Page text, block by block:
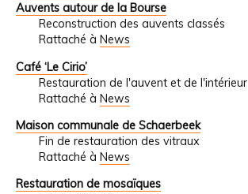
Auvents autour de la Bourse
Reconstruction des auvents classés
Rattaché à News
Café ‘Le Cirio’
Restauration de l'auvent et de l'intérieur
Rattaché à News
Maison communale de Schaerbeek
Fin de restauration des vitraux
Rattaché à News
Restauration de mosaïques